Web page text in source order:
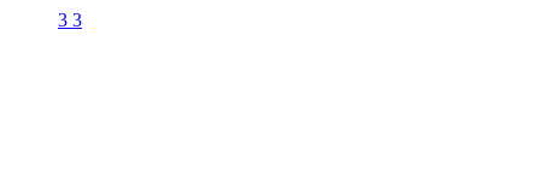
3 3